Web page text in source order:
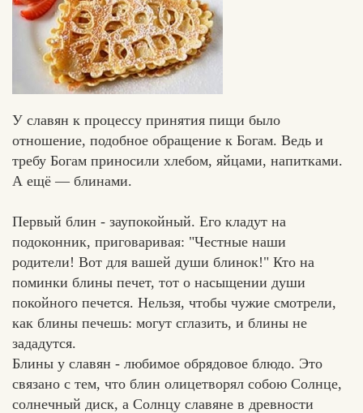
Едлин
У славян к процессу принятия пищи было
отношение, подобное обращение к Богам. Ведь и
требу Богам приносили хлебом, яйцами, напитками.
А ещё — блинами.
Первый блин - заупокойный. Его кладут на
подоконник, приговаривая: "Честные наши
родители! Вот для вашей души блинок!" Кто на
поминки блины печет, тот о насыщении души
покойного печется. Нельзя, чтобы чужие смотрели,
как блины печешь: могут сглазить, и блины не
зададутся.
Блины у славян - любимое обрядовое блюдо. Это
связано с тем, что блин олицетворял собою Солнце,
солнечный диск, а Солнцу славяне в древности